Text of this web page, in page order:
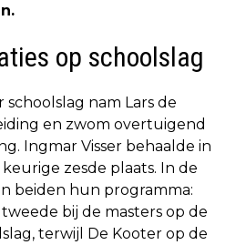
op schoolslag
nam Lars de
en zwom overtuigend
Ingmar Visser behaalde in
zesde plaats. In de
beiden hun programma:
tweede bij de masters op de
terwijl De Kooter op de